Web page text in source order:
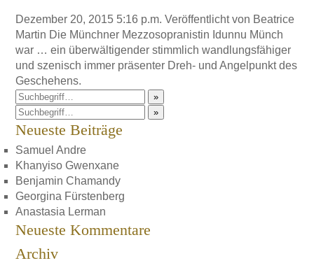
Dezember 20, 2015 5:16 p.m. Veröffentlicht von Beatrice
Martin Die Münchner Mezzosopranistin Idunnu Münch
war … ein überwältigender stimmlich wandlungsfähiger
und szenisch immer präsenter Dreh- und Angelpunkt des
Geschehens.
»
»
Neueste Beiträge
Samuel Andre
Khanyiso Gwenxane
Benjamin Chamandy
Georgina Fürstenberg
Anastasia Lerman
Neueste Kommentare
Archiv